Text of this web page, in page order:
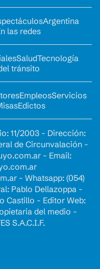
Argentina
las redes
SaludTecnología
tránsito
EmpleosServicios
Edictos
11/2003 - Dirección:
de Circunvalación -
- Email:
- Whatsapp: (054)
Pablo Dellazoppa -
Castillo - Editor Web:
del medio -
S.A.C.I.F.